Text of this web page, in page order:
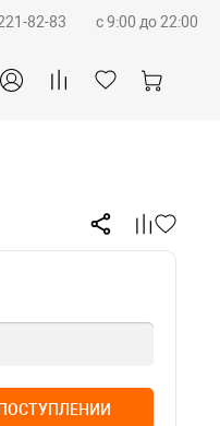
82-83 c 9:00 до 22:00